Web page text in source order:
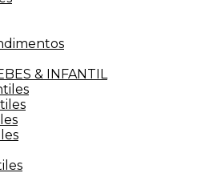
& INFANTIL